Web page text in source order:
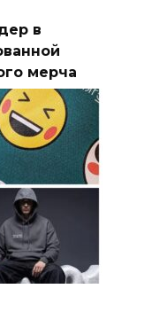
в
мерча